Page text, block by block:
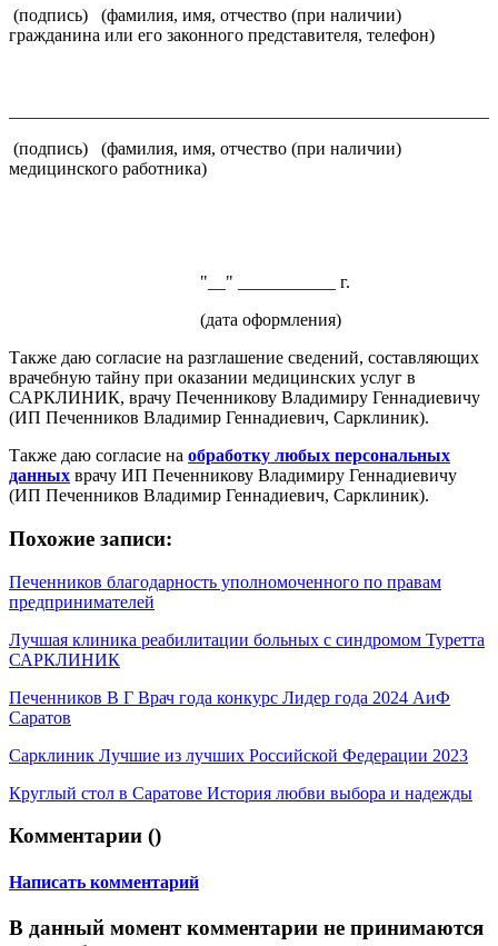
(подпись) (фамилия, имя, отчество (при наличии)
гражданина или его законного представителя, телефон)
(подпись) (фамилия, имя, отчество (при наличии)
медицинского работника)
"__" ___________ г.
(дата оформления)
Также даю согласие на разглашение сведений, составляющих
врачебную тайну при оказании медицинских услуг в
САРКЛИНИК, врачу Печенникову Владимиру Геннадиевичу
(ИП Печенников Владимир Геннадиевич, Сарклиник).
Также даю согласие на обработку любых персональных
данных врачу ИП Печенникову Владимиру Геннадиевичу
(ИП Печенников Владимир Геннадиевич, Сарклиник).
Похожие записи:
Печенников благодарность уполномоченного по правам
предпринимателей
Лучшая клиника реабилитации больных с синдромом Туретта
САРКЛИНИК
Печенников В Г Врач года конкурс Лидер года 2024 АиФ
Саратов
Сарклиник Лучшие из лучших Российской Федерации 2023
Круглый стол в Саратове История любви выбора и надежды
Комментарии ()
Написать комментарий
В данный момент комментарии не принимаются